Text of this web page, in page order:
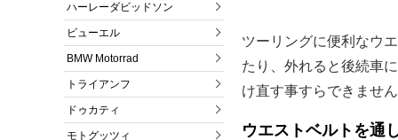
ハーレーダビッドソン
ビューエル
BMW Motorrad
トライアンフ
ドゥカティ
モトグッツィ
ツーリングに便利なウ
たり、外れると後続車
け直す事すらできませ
ウエストベルトを通